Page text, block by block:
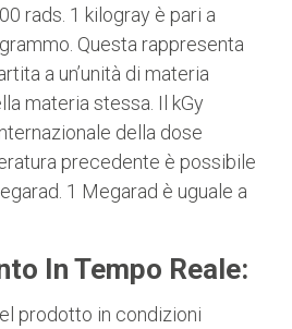
rads. 1 kilogray è pari a
Questa rappresenta
a un’unità di materia
materia stessa. Il kGy
della dose
precedente è possibile
1 Megarad è uguale a
In Tempo Reale:
prodotto in condizioni